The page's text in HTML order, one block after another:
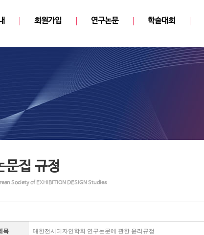
회원가입 연구논문 학술대회
문집 규정
Society of EXHIBITION DESIGN Studies
목 대한전시디자인학회 연구논문에 관한 윤리규정